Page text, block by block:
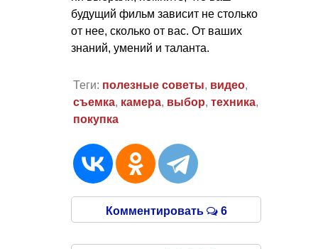
будущий фильм зависит не столько
от нее, сколько от вас. От ваших
знаний, умений и таланта.
Теги: полезные советы, видео,
съемка, камера, выбор, техника,
покупка
Комментировать 6